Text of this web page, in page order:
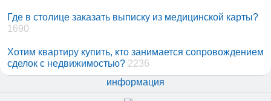
Где в столице заказать выписку из медицинской карты?
1690
Хотим квартиру купить, кто занимается сопровождением
сделок с недвижимостью? 2236
информация